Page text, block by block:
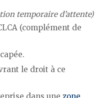
temporaire d’attente)
(complément de
le droit à ce